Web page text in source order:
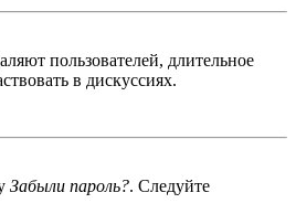
пользователей, длительное
в дискуссиях.
Забыли пароль?. Следуйте